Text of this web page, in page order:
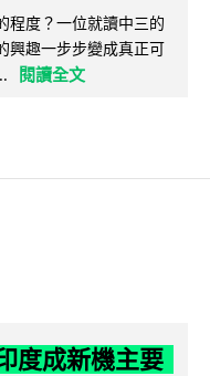
程度？一位就讀中三的
興趣一步步變成真正可
閱讀全文
度成新機主要